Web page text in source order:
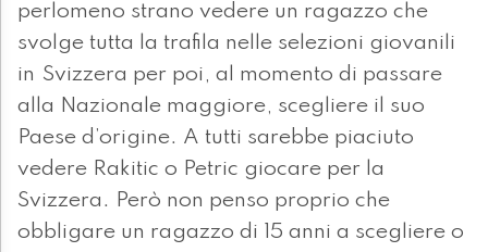
perlomeno strano vedere un ragazzo che
svolge tutta la trafila nelle selezioni giovanili
in Svizzera per poi, al momento di passare
alla Nazionale maggiore, scegliere il suo
Paese d’origine. A tutti sarebbe piaciuto
vedere Rakitic o Petric giocare per la
Svizzera. Però non penso proprio che
obbligare un ragazzo di 15 anni a scegliere o